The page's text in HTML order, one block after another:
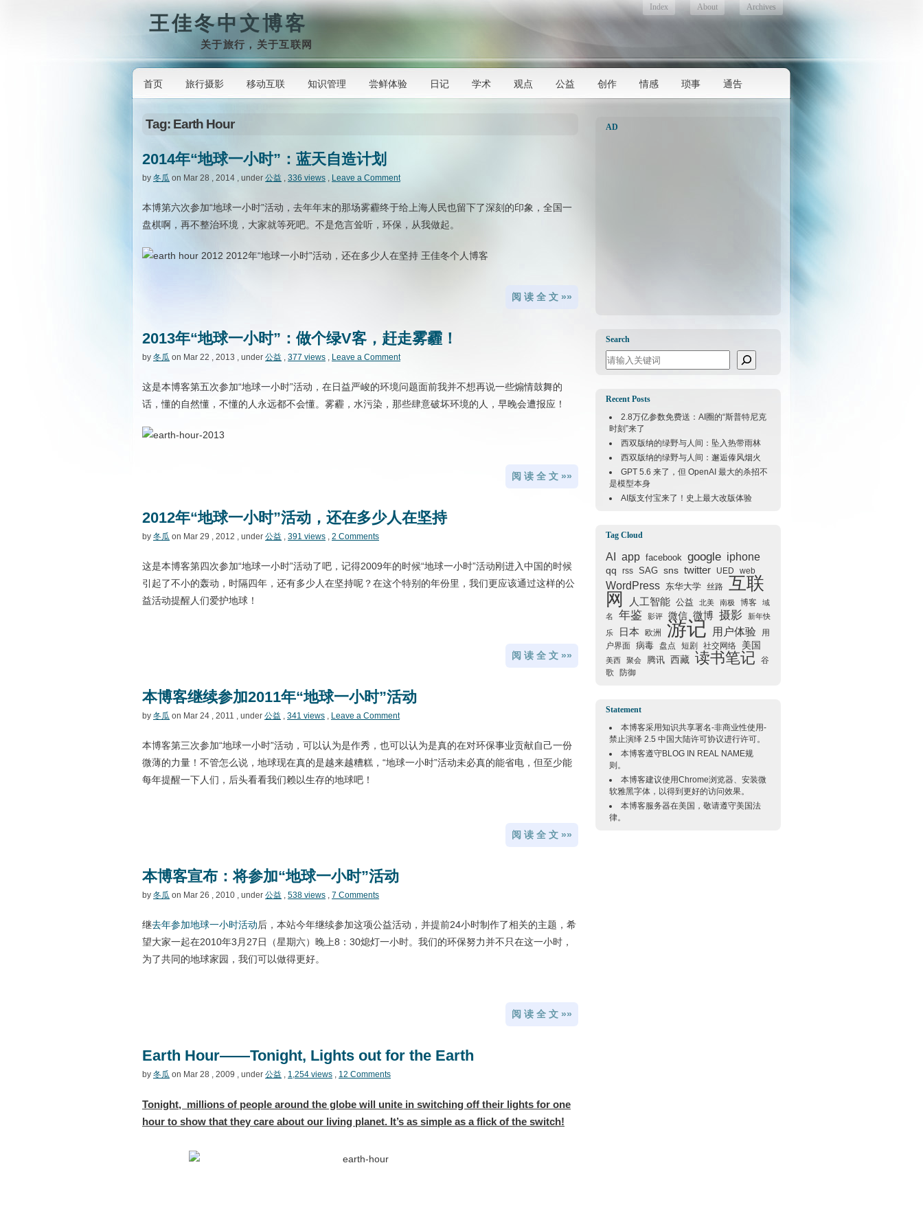
王佳冬中文博客
关于旅行，关于互联网
Index About Archives
首页 旅行摄影 移动互联 知识管理 尝鲜体验 日记 学术 观点 公益 创作 情感 琐事 通告
Tag: Earth Hour
2014年“地球一小时”：蓝天自造计划
by 冬瓜 on Mar 28 , 2014 , under 公益 , 336 views , Leave a Comment
本博第六次参加“地球一小时”活动，去年年末的那场雾霾终于给上海人民也留下了深刻的印象，全国一
盘棋啊，再不整治环境，大家就等死吧。不是危言耸听，环保，从我做起。
阅 读 全 文 »»
2013年“地球一小时”：做个绿V客，赶走雾霾！
by 冬瓜 on Mar 22 , 2013 , under 公益 , 377 views , Leave a Comment
这是本博客第五次参加“地球一小时”活动，在日益严峻的环境问题面前我并不想再说一些煽情鼓舞的
话，懂的自然懂，不懂的人永远都不会懂。雾霾，水污染，那些肆意破坏环境的人，早晚会遭报应！
阅 读 全 文 »»
2012年“地球一小时”活动，还在多少人在坚持
by 冬瓜 on Mar 29 , 2012 , under 公益 , 391 views , 2 Comments
这是本博客第四次参加“地球一小时”活动了吧，记得2009年的时候“地球一小时”活动刚进入中国的时候
引起了不小的轰动，时隔四年，还有多少人在坚持呢？在这个特别的年份里，我们更应该通过这样的公
益活动提醒人们爱护地球！
阅 读 全 文 »»
本博客继续参加2011年“地球一小时”活动
by 冬瓜 on Mar 24 , 2011 , under 公益 , 341 views , Leave a Comment
本博客第三次参加“地球一小时”活动，可以认为是作秀，也可以认为是真的在对环保事业贡献自己一份
微薄的力量！不管怎么说，地球现在真的是越来越糟糕，“地球一小时”活动未必真的能省电，但至少能
每年提醒一下人们，后头看看我们赖以生存的地球吧！
阅 读 全 文 »»
本博客宣布：将参加“地球一小时”活动
by 冬瓜 on Mar 26 , 2010 , under 公益 , 538 views , 7 Comments
继去年参加地球一小时活动后，本站今年继续参加这项公益活动，并提前24小时制作了相关的主题，希
望大家一起在2010年3月27日（星期六）晚上8：30熄灯一小时。我们的环保努力并不只在这一小时，
为了共同的地球家园，我们可以做得更好。
阅 读 全 文 »»
Earth Hour——Tonight, Lights out for the Earth
by 冬瓜 on Mar 28 , 2009 , under 公益 , 1,254 views , 12 Comments
Tonight, millions of people around the globe will unite in switching off their lights for one
hour to show that they care about our living planet. It’s as simple as a flick of the switch!
AD
Search
Search
Recent Posts
2.8万亿参数免费送：AI圈的“斯普特尼克
时刻”来了
西双版纳的绿野与人间：坠入热带雨林
西双版纳的绿野与人间：邂逅傣风烟火
GPT 5.6 来了，但 OpenAI 最大的杀招不
是模型本身
AI版支付宝来了！史上最大改版体验
Tag Cloud
AI app facebook google iphone
qq rss SAG sns twitter UED web
WordPress 东华大学 丝路 互联
网
人工智能 公益 北美 南极 博客
域
名
年鉴 影评 微信 微博 摄影
新年快
乐
日本 欧洲 游记 用户体验
用
户界面
病毒 盘点 短剧 社交网络 美国
美西 聚会 腾讯 西藏 读书笔记
谷
歌
防御
Statement
本博客采用知识共享署名-非商业性使用-
禁止演绎 2.5 中国大陆许可协议进行许可。
本博客遵守BLOG IN REAL NAME规
则。
本博客建议使用Chrome浏览器、安装微
软雅黑字体，以得到更好的访问效果。
本博客服务器在美国 ，敬请遵守美国法
律。